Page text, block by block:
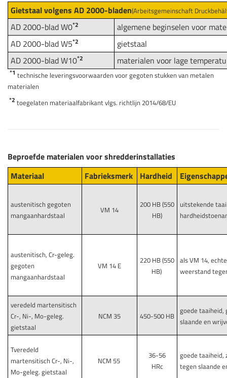
Gietstaal volgens AD 2000-bladen(Arbeitsgemeinschaft
AD 2000-blad W0*2
algemene beginselen voor
AD 2000-blad W5*2
gietstaal
AD 2000-blad W10*2 materialen voor lage
*1 technische leveringsvoorwaarden voor gegoten stukken van metalen
materialen
*2 toegelaten materiaalfabrikant vlgs. richtlijn 2014/68/EU
Beproefde materialen voor shredderinstallaties
Materiaal
Fabrieksmerk Hardheid
austenitisch gegoten
mangaanhardstaal
VM 14
200 HB (550
HB)
uitstekende
austenitisch, Cr-geleg.
gegoten
mangaanhardstaal
VM 14 E
220 HB (550
HB)
als VM 14,
weerstand
veredeld martensitisch
Cr-, Ni-, Mo-geleg.
gietstaal
NCM 35 450-500 HB
goede taaiheid,
slaande en
Tveredeld
martensitisch Cr-, Ni-,
Mo-geleg. gietstaal
NCM 55
36-56
HRc
goede taaiheid,
tegen slaande